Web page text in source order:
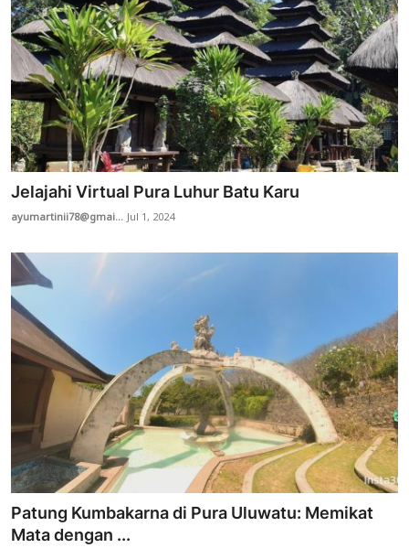
Jelajahi Virtual Pura Luhur Batu Karu
ayumartinii78@gmai...Jul 1, 2024
Patung Kumbakarna di Pura Uluwatu: Memikat
Mata dengan ...